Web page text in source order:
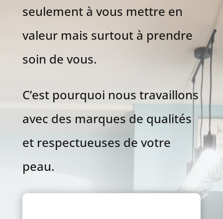
seulement à vous mettre en
valeur mais surtout à prendre
soin de vous.
C’est pourquoi nous travaillons
avec des marques de qualités
et respectueuses de votre
peau.